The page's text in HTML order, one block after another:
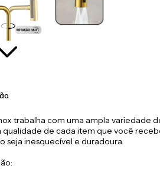
trabalha com uma ampla variedade
qualidade de cada item que você
seja inesquecível e duradoura.